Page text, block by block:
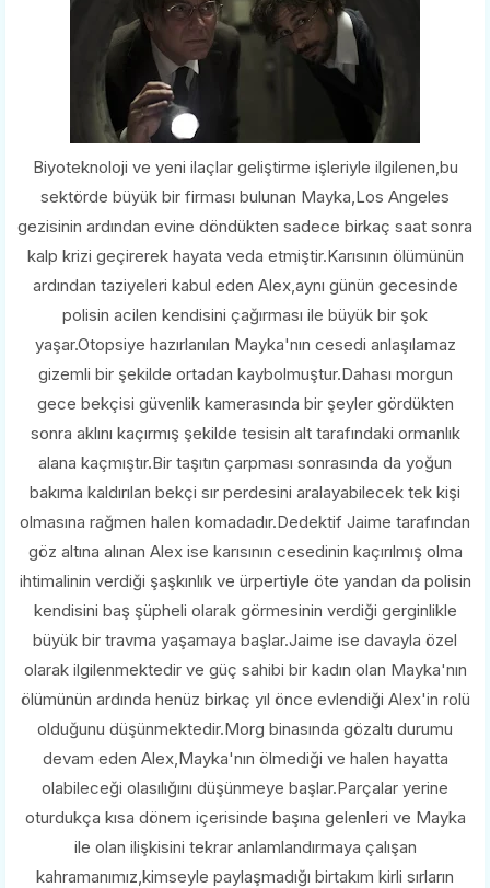
Biyoteknoloji ve yeni ilaçlar geliştirme işleriyle ilgilenen,bu
sektörde büyük bir firması bulunan Mayka,Los Angeles
gezisinin ardından evine döndükten sadece birkaç saat sonra
kalp krizi geçirerek hayata veda etmiştir.Karısının ölümünün
ardından taziyeleri kabul eden Alex,aynı günün gecesinde
polisin acilen kendisini çağırması ile büyük bir şok
yaşar.Otopsiye hazırlanılan Mayka'nın cesedi anlaşılamaz
gizemli bir şekilde ortadan kaybolmuştur.Dahası morgun
gece bekçisi güvenlik kamerasında bir şeyler gördükten
sonra aklını kaçırmış şekilde tesisin alt tarafındaki ormanlık
alana kaçmıştır.Bir taşıtın çarpması sonrasında da yoğun
bakıma kaldırılan bekçi sır perdesini aralayabilecek tek kişi
olmasına rağmen halen komadadır.Dedektif Jaime tarafından
göz altına alınan Alex ise karısının cesedinin kaçırılmış olma
ihtimalinin verdiği şaşkınlık ve ürpertiyle öte yandan da polisin
kendisini baş şüpheli olarak görmesinin verdiği gerginlikle
büyük bir travma yaşamaya başlar.Jaime ise davayla özel
olarak ilgilenmektedir ve güç sahibi bir kadın olan Mayka'nın
ölümünün ardında henüz birkaç yıl önce evlendiği Alex'in rolü
olduğunu düşünmektedir.Morg binasında gözaltı durumu
devam eden Alex,Mayka'nın ölmediği ve halen hayatta
olabileceği olasılığını düşünmeye başlar.Parçalar yerine
oturdukça kısa dönem içerisinde başına gelenleri ve Mayka
ile olan ilişkisini tekrar anlamlandırmaya çalışan
kahramanımız,kimseyle paylaşmadığı birtakım kirli sırların